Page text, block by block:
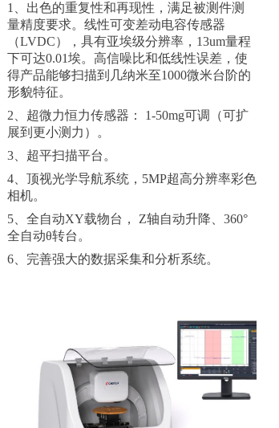
1、出色的重复性和再现性，满足被测件测
量精度要求。线性可变差动电容传感器
（LVDC），具有亚埃级分辨率，13um量程
下可达0.01埃。高信噪比和低线性误差，使
得产品能够扫描到几纳米至1000微米台阶的
形貌特征。
2、超微力恒力传感器： 1-50mg可调（可扩
展到更小测力）。
3、超平扫描平台。
4、顶视光学导航系统，5MP超高分辨率彩色
相机。
5、全自动XY载物台， Z轴自动升降、360°
全自动θ转台。
6、完善强大的数据采集和分析系统。